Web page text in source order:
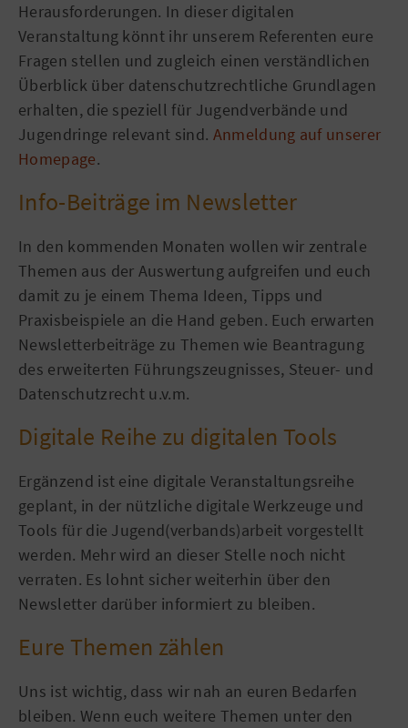
Herausforderungen. In dieser digitalen
Veranstaltung könnt ihr unserem Referenten eure
Fragen stellen und zugleich einen verständlichen
Überblick über datenschutzrechtliche Grundlagen
erhalten, die speziell für Jugendverbände und
Jugendringe relevant sind. Anmeldung auf unserer
Homepage.
Info-Beiträge im Newsletter
In den kommenden Monaten wollen wir zentrale
Themen aus der Auswertung aufgreifen und euch
damit zu je einem Thema Ideen, Tipps und
Praxisbeispiele an die Hand geben. Euch erwarten
Newsletterbeiträge zu Themen wie Beantragung
des erweiterten Führungszeugnisses, Steuer- und
Datenschutzrecht u.v.m.
Digitale Reihe zu digitalen Tools
Ergänzend ist eine digitale Veranstaltungsreihe
geplant, in der nützliche digitale Werkzeuge und
Tools für die Jugend(verbands)arbeit vorgestellt
werden. Mehr wird an dieser Stelle noch nicht
verraten. Es lohnt sicher weiterhin über den
Newsletter darüber informiert zu bleiben.
Eure Themen zählen
Uns ist wichtig, dass wir nah an euren Bedarfen
bleiben. Wenn euch weitere Themen unter den